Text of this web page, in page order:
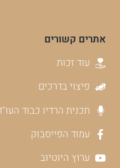
אתרים קשורים
עוד זכות
פיצוי בדרכים
תכנית הרדיו כבוד
עמוד הפייסבוק
ערוץ היוטיוב